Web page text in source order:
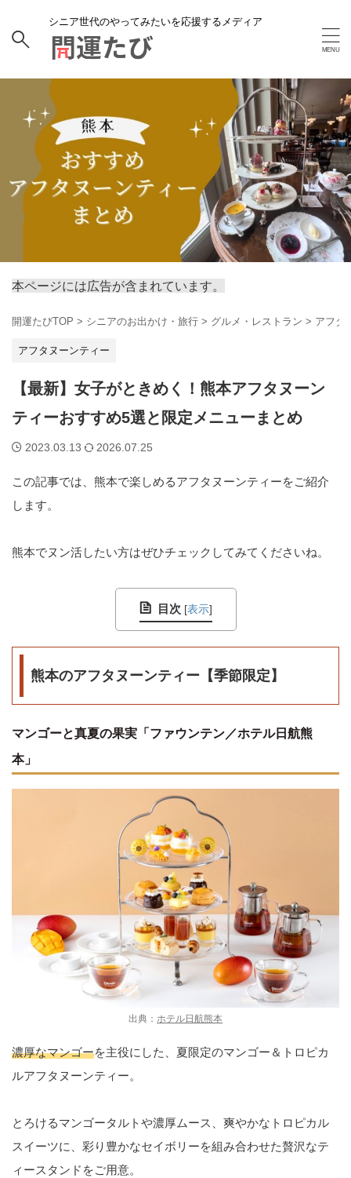
シニア世代のやってみたいを応援するメディア
本ページには広告が含まれています。
開運たびTOP > シニアのお出かけ・旅行 > グルメ・レストラン > アフタ
アフタヌーンティー
【最新】女子がときめく！熊本アフタヌーン
ティーおすすめ5選と限定メニューまとめ
2023.03.13 2026.07.25
この記事では、熊本で楽しめるアフタヌーンティーをご紹介
します。
熊本でヌン活したい方はぜひチェックしてみてくださいね。
目次 [表示]
熊本のアフタヌーンティー【季節限定】
マンゴーと真夏の果実「ファウンテン／ホテル日航熊
本」
出典： ホテル日航熊本
濃厚なマンゴーを主役にした、夏限定のマンゴー＆トロピカ
ルアフタヌーンティー。
とろけるマンゴータルトや濃厚ムース、爽やかなトロピカル
スイーツに、彩り豊かなセイボリーを組み合わせた贅沢なテ
ィースタンドをご用意。